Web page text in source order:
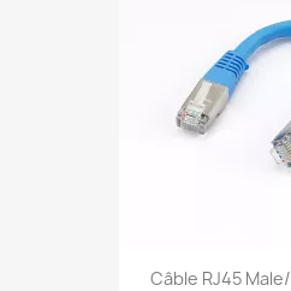
Câble RJ45